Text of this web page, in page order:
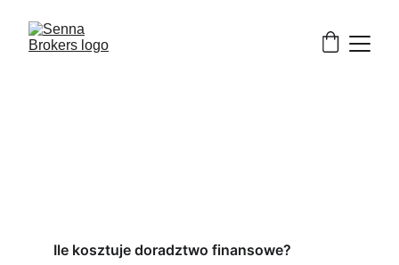
Ile kosztuje doradztwo finansowe?